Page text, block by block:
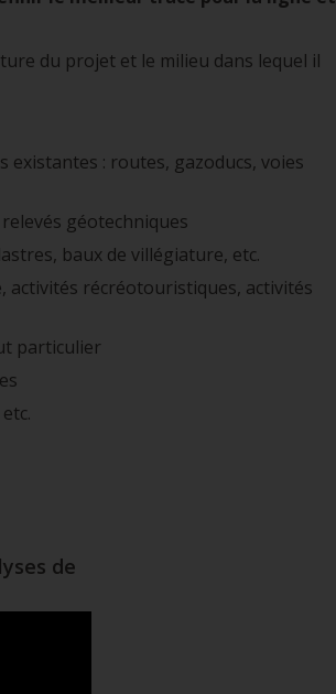
du projet et le milieu dans lequel il
: routes, gazoducs, voies
géotechniques
baux de villégiature, etc.
activités récréotouristiques, activités
particulier
de